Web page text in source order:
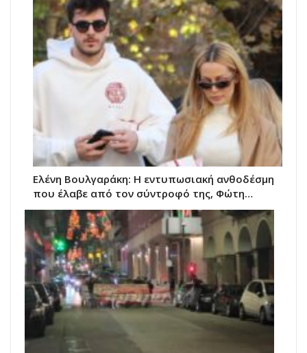
Ελένη Βουλγαράκη: Η εντυπωσιακή ανθοδέσμη
που έλαβε από τον σύντροφό της, Φώτη…